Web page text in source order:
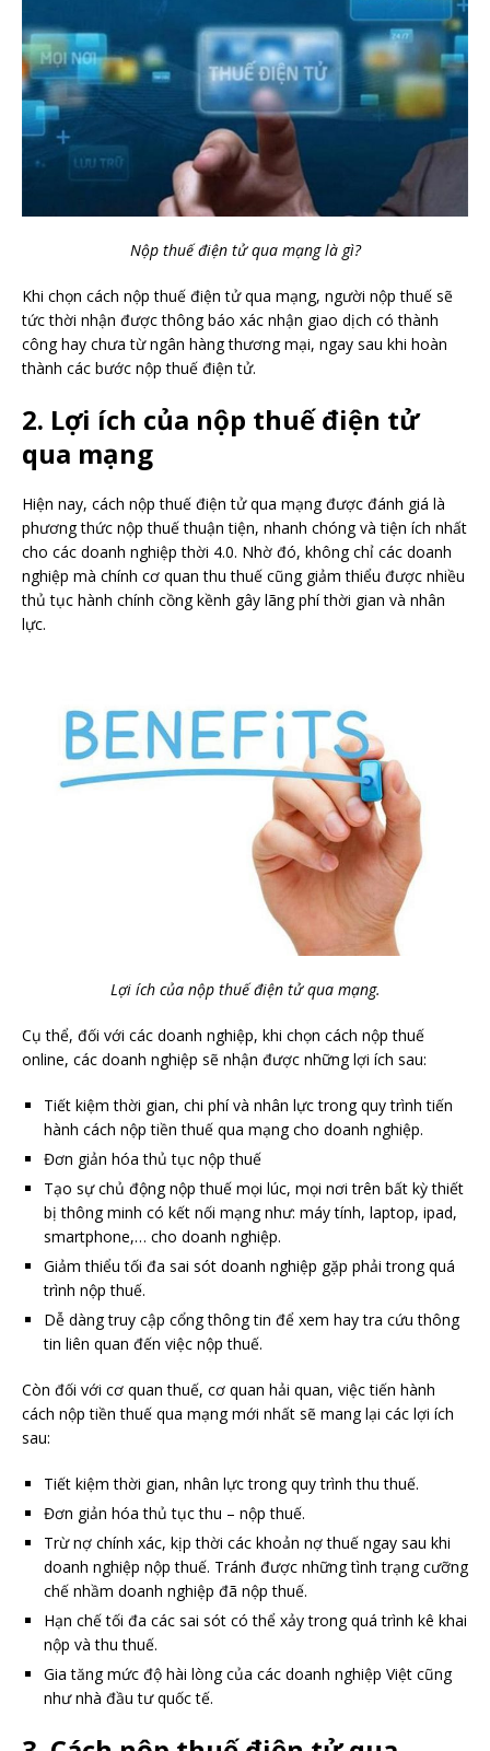
Nộp thuế điện tử qua mạng là gì?
Khi chọn cách nộp thuế điện tử qua mạng, người nộp thuế sẽ
tức thời nhận được thông báo xác nhận giao dịch có thành
công hay chưa từ ngân hàng thương mại, ngay sau khi hoàn
thành các bước nộp thuế điện tử.
2. Lợi ích của nộp thuế điện tử
qua mạng
Hiện nay, cách nộp thuế điện tử qua mạng được đánh giá là
phương thức nộp thuế thuận tiện, nhanh chóng và tiện ích nhất
cho các doanh nghiệp thời 4.0. Nhờ đó, không chỉ các doanh
nghiệp mà chính cơ quan thu thuế cũng giảm thiểu được nhiều
thủ tục hành chính cồng kềnh gây lãng phí thời gian và nhân
lực.
Lợi ích của nộp thuế điện tử qua mạng.
Cụ thể, đối với các doanh nghiệp, khi chọn cách nộp thuế
online, các doanh nghiệp sẽ nhận được những lợi ích sau:
Tiết kiệm thời gian, chi phí và nhân lực trong quy trình tiến
hành cách nộp tiền thuế qua mạng cho doanh nghiệp.
Đơn giản hóa thủ tục nộp thuế
Tạo sự chủ động nộp thuế mọi lúc, mọi nơi trên bất kỳ thiết
bị thông minh có kết nối mạng như: máy tính, laptop, ipad,
smartphone,… cho doanh nghiệp.
Giảm thiểu tối đa sai sót doanh nghiệp gặp phải trong quá
trình nộp thuế.
Dễ dàng truy cập cổng thông tin để xem hay tra cứu thông
tin liên quan đến việc nộp thuế.
Còn đối với cơ quan thuế, cơ quan hải quan, việc tiến hành
cách nộp tiền thuế qua mạng mới nhất sẽ mang lại các lợi ích
sau:
Tiết kiệm thời gian, nhân lực trong quy trình thu thuế.
Đơn giản hóa thủ tục thu – nộp thuế.
Trừ nợ chính xác, kịp thời các khoản nợ thuế ngay sau khi
doanh nghiệp nộp thuế. Tránh được những tình trạng cưỡng
chế nhầm doanh nghiệp đã nộp thuế.
Hạn chế tối đa các sai sót có thể xảy trong quá trình kê khai
nộp và thu thuế.
Gia tăng mức độ hài lòng của các doanh nghiệp Việt cũng
như nhà đầu tư quốc tế.